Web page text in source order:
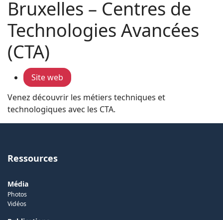
Bruxelles – Centres de
Technologies Avancées
(CTA)
Site web
Venez découvrir les métiers techniques et
technologiques avec les CTA.
Ressources
Média
Photos
Vidéos